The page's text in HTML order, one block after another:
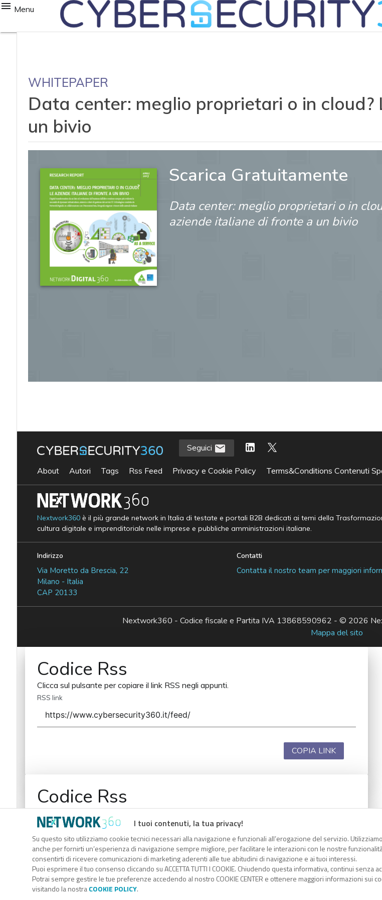
Menu
WHITEPAPER
Data center: meglio proprietari o in
un bivio
Scarica Gratuitamente
Data center: meglio proprietari o in
aziende italiane di fronte a un bivio
I tuoi contenuti, la tua privacy!
Su questo sito utilizziamo cookie tecnici necessari alla navigazione e funzionali all’erogazione del servizio.
anche per fornirti un’esperienza di navigazione sempre migliore, per facilitare le interazioni con le nostre
consentirti di ricevere comunicazioni di marketing aderenti alle tue abitudini di navigazione e ai tuoi interessi.
Puoi esprimere il tuo consenso cliccando su ACCETTA TUTTI I COOKIE. Chiudendo questa informativa, continui senza
Potrai sempre gestire le tue preferenze accedendo al nostro COOKIE CENTER e ottenere maggiori informazioni sui
visitando la nostraCOOKIE POLICY.
Seguici
About Autori Tags Rss Feed Privacy e Cookie Policy Terms&Conditions Contenuti
Nextwork360è il più grande network in Italia di testate e portali B2B dedicati ai temi della
cultura digitale e imprenditoriale nelle imprese e pubbliche amministrazioni italiane.
Indirizzo
Via Moretto da Brescia, 22
Milano - Italia
CAP 20133
Contatti
Contatta il nostro team per maggiori
Nextwork360 - Codice fiscale e Partita IVA 13868590962 - © 2026
Mappa del sito
Codice Rss
Clicca sul pulsante per copiare il link RSS negli appunti.
RSS link
COPIA LINK
Codice Rss
RSS link
COPIA LINK